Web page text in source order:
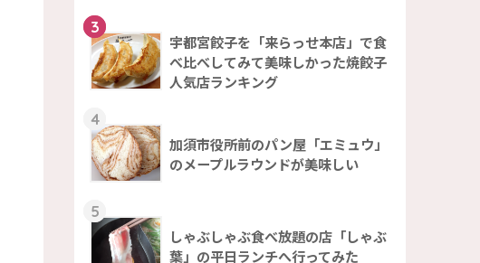
3
宇都宮餃子を「来らっせ本店」で食
べ比べしてみて美味しかった焼餃子
人気店ランキング
4
加須市役所前のパン屋「エミュウ」
のメープルラウンドが美味しい
5
しゃぶしゃぶ食べ放題の店「しゃぶ
葉」の平日ランチへ行ってみた